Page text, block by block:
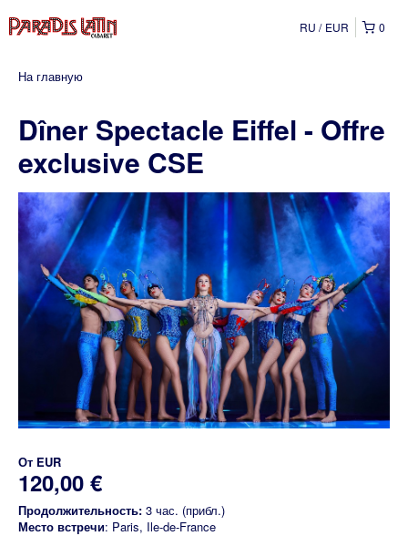
0
RU EUR
На главную
Dîner Spectacle Eiffel - Offre
exclusive CSE
От EUR
120,00 €
Продолжительность: 3 час. (прибл.)
Место встречи: Paris, Ile-de-France